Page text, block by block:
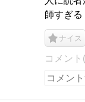
師すぎる
ナイス
コメント